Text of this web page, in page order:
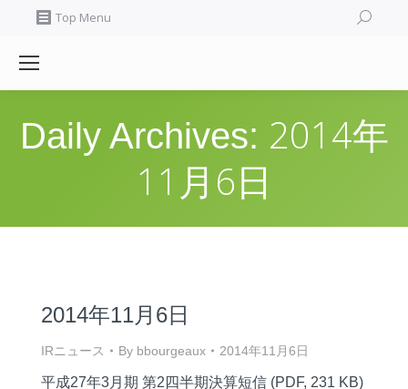
Top Menu Search:
Daily Archives: 2014年
11月6日
2014年11月6日
IRニュース By bbourgeaux 2014年11月6日
平成27年3月期 第2四半期決算短信 (PDF, 231 KB)